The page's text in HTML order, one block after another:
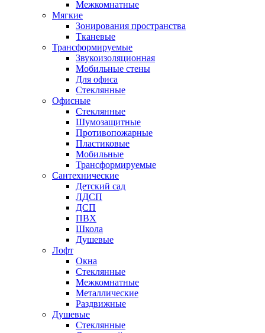
Межкомнатные
Мягкие
Зонирования пространства
Тканевые
Трансформируемые
Звукоизоляционная
Мобильные стены
Для офиса
Стеклянные
Офисные
Стеклянные
Шумозащитные
Противопожарные
Пластиковые
Мобильные
Трансформируемые
Сантехнические
Детский сад
ЛДСП
ДСП
ПВХ
Школа
Душевые
Лофт
Окна
Стеклянные
Межкомнатные
Металлические
Раздвижные
Душевые
Стеклянные